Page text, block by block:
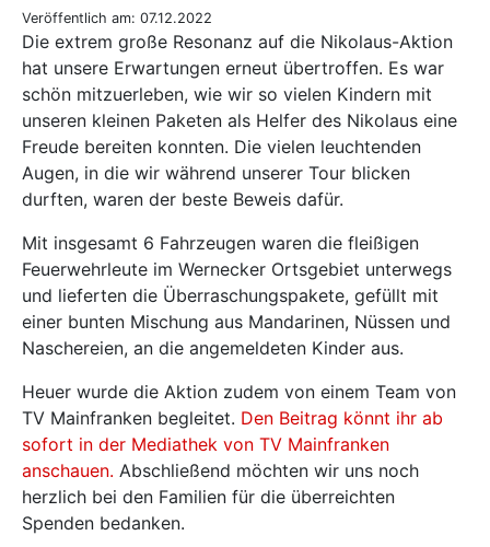
Veröffentlich am: 07.12.2022
Die extrem große Resonanz auf die Nikolaus-Aktion
hat unsere Erwartungen erneut übertroffen. Es war
schön mitzuerleben, wie wir so vielen Kindern mit
unseren kleinen Paketen als Helfer des Nikolaus eine
Freude bereiten konnten. Die vielen leuchtenden
Augen, in die wir während unserer Tour blicken
durften, waren der beste Beweis dafür.
Mit insgesamt 6 Fahrzeugen waren die fleißigen
Feuerwehrleute im Wernecker Ortsgebiet unterwegs
und lieferten die Überraschungspakete, gefüllt mit
einer bunten Mischung aus Mandarinen, Nüssen und
Naschereien, an die angemeldeten Kinder aus.
Heuer wurde die Aktion zudem von einem Team von
TV Mainfranken begleitet. Den Beitrag könnt ihr ab
sofort in der Mediathek von TV Mainfranken
anschauen. Abschließend möchten wir uns noch
herzlich bei den Familien für die überreichten
Spenden bedanken.